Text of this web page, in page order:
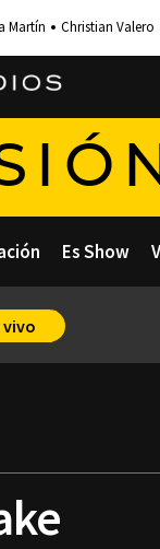
Martín Christian Valero
Es Show
vivo